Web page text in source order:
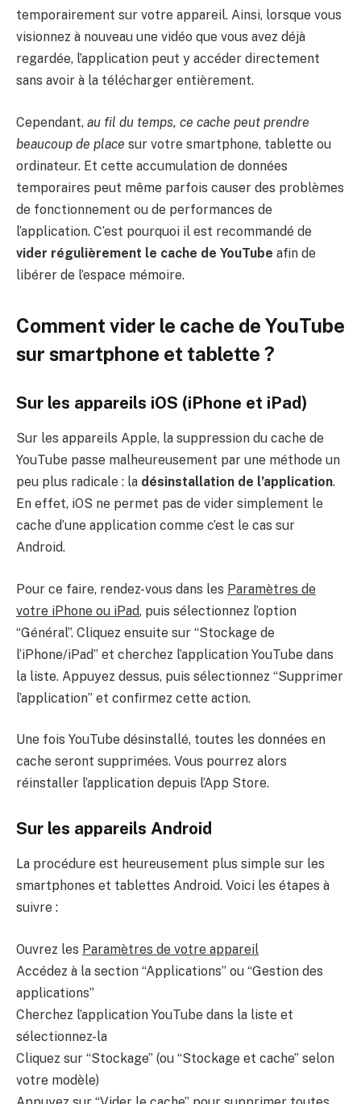
temporairement sur votre appareil. Ainsi, lorsque vous
visionnez à nouveau une vidéo que vous avez déjà
regardée, l’application peut y accéder directement
sans avoir à la télécharger entièrement.
Cependant, au fil du temps, ce cache peut prendre
beaucoup de place sur votre smartphone, tablette ou
ordinateur. Et cette accumulation de données
temporaires peut même parfois causer des problèmes
de fonctionnement ou de performances de
l’application. C’est pourquoi il est recommandé de
vider régulièrement le cache de YouTube afin de
libérer de l’espace mémoire.
Comment vider le cache de YouTube
sur smartphone et tablette ?
Sur les appareils iOS (iPhone et iPad)
Sur les appareils Apple, la suppression du cache de
YouTube passe malheureusement par une méthode un
peu plus radicale : la désinstallation de l’application.
En effet, iOS ne permet pas de vider simplement le
cache d’une application comme c’est le cas sur
Android.
Pour ce faire, rendez-vous dans les Paramètres de
votre iPhone ou iPad, puis sélectionnez l’option
“Général”. Cliquez ensuite sur “Stockage de
l’iPhone/iPad” et cherchez l’application YouTube dans
la liste. Appuyez dessus, puis sélectionnez “Supprimer
l’application” et confirmez cette action.
Une fois YouTube désinstallé, toutes les données en
cache seront supprimées. Vous pourrez alors
réinstaller l’application depuis l’App Store.
Sur les appareils Android
La procédure est heureusement plus simple sur les
smartphones et tablettes Android. Voici les étapes à
suivre :
Ouvrez les Paramètres de votre appareil
Accédez à la section “Applications” ou “Gestion des
applications”
Cherchez l’application YouTube dans la liste et
sélectionnez-la
Cliquez sur “Stockage” (ou “Stockage et cache” selon
votre modèle)